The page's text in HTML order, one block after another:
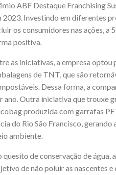
ABF Destaque Franchising
2023. Investindo em diferentes
os consumidores nas ações,
positiva.
as iniciativas, a empresa
de TNT, que são
Dessa forma, a
ano. Outra iniciativa que trouxe
produzida com garrafas
do Rio São Francisco,
ambiente.
quesito de conservação de
de não poluir as nascentes